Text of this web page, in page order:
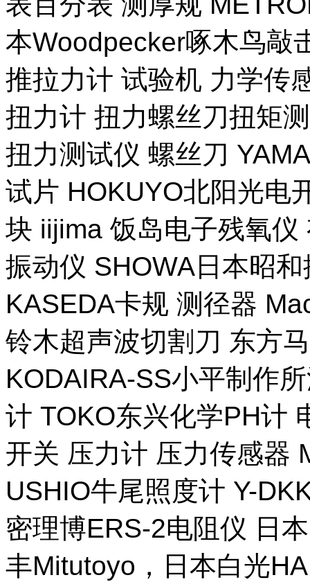
本Woodpecker啄木鸟敲
推拉力计 试验机 力学传
扭力计 扭力螺丝刀扭矩
扭力测试仪 螺丝刀
试片 HOKUYO北阳光电
块 iijima 饭岛电子残氧
振动仪 SHOWA日本昭
KASEDA卡规 测径器
铃木超声波切割刀 东方
KODAIRA-SS小平制作
计 TOKO东兴化学PH计
开关 压力计 压力传感器
USHIO牛尾照度计 Y-
密理博ERS-2电阻仪 日
丰Mitutoyo，日本白光